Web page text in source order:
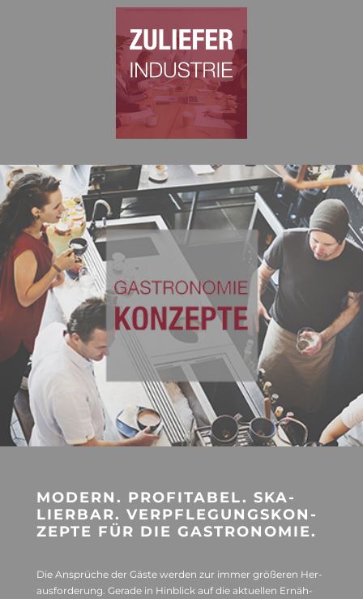
MODERN. PRO­FI­TA­BEL. SKA­
LIER­BAR. VER­PFLE­GUNGS­KON­
ZEPTE FÜR DIE GASTRONOMIE.
Die Ansprü­che der Gäste wer­den zur immer grö­ße­ren Her­
aus­for­de­rung. Gerade in Hin­blick auf die aktu­el­len Ernäh­